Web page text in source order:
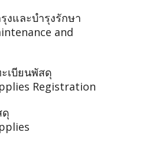
งและบำรุงรักษา
and
เบียนพัสดุ
Registration
ดุ